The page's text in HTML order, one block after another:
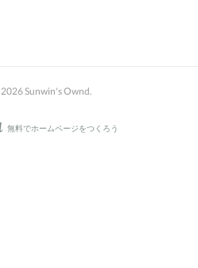
2026Sunwin's Ownd.
AmebaOwnd
無料でホームページをつくろう